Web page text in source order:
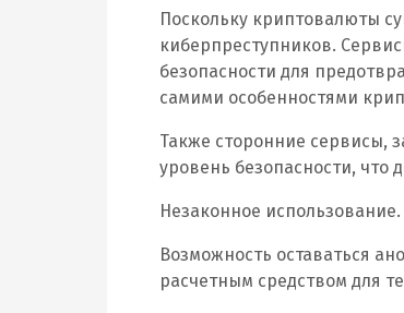
Поскольку криптовалюты
киберпреступников.
безопасности для
самими особенностями
Также сторонние сервисы,
уровень безопасности, что
Незаконное использование.
Возможность оставаться
расчетным средством для